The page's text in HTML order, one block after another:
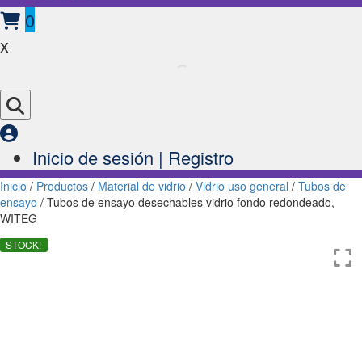
0
x
Inicio de sesión | Registro
Inicio / Productos / Material de vidrio / Vidrio uso general / Tubos de
ensayo / Tubos de ensayo desechables vidrio fondo redondeado,
WITEG
STOCK!